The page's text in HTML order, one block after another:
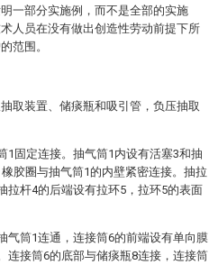
一部分实施例，而不是全部的实施
人员在没有做出创造性劳动前提下所
范围。
取装置、储痰瓶和吸引管，负压抽取
1固定连接。抽气筒1内设有活塞3和抽
胶圈与抽气筒1的内壁紧密连接。抽拉
拉杆4的后端设有拉环5，拉环5的表面
气筒1连通，连接筒6的前端设有单向膜
连接筒6的底部与储痰瓶8连接，连接筒